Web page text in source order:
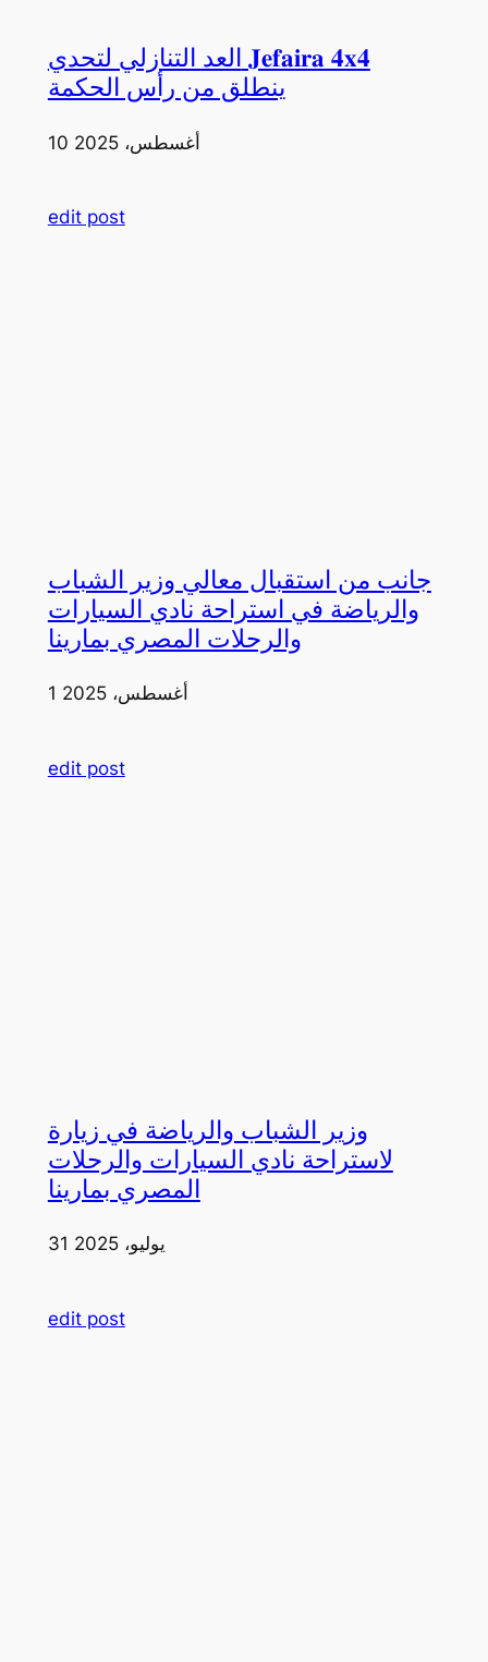
العد التنازلي لتحدي 𝐉𝐞𝐟𝐚𝐢𝐫𝐚 𝟒𝐱𝟒
ينطلق من رأس الحكمة
10 أغسطس، 2025
edit post
جانب من استقبال معالي وزير الشباب
والرياضة في استراحة نادي السيارات
والرحلات المصري بمارينا
1 أغسطس، 2025
edit post
وزير الشباب والرياضة في زيارة
لاستراحة نادي السيارات والرحلات
المصري بمارينا
31 يوليو، 2025
edit post